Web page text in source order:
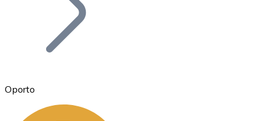
Oporto